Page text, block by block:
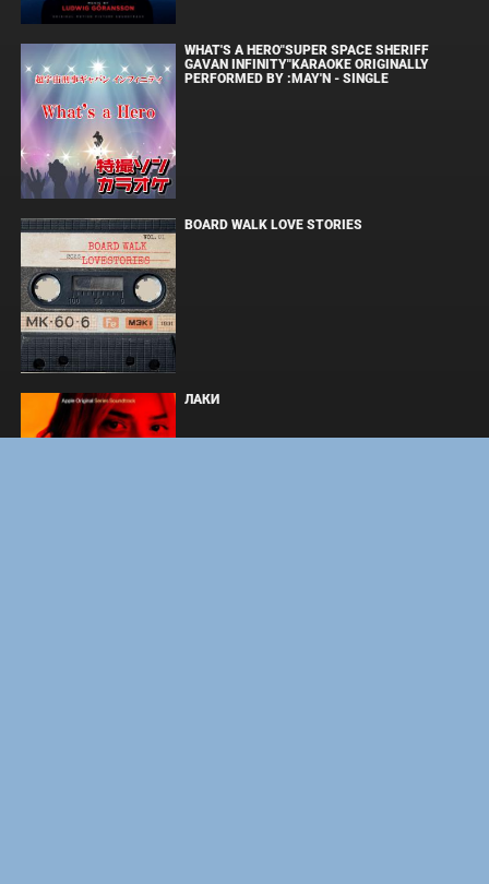
WHAT'S A HERO"SUPER SPACE SHERIFF
GAVAN INFINITY"KARAOKE ORIGINALLY
PERFORMED BY :MAY'N - SINGLE
BOARD WALK LOVE STORIES
ЛАКИ